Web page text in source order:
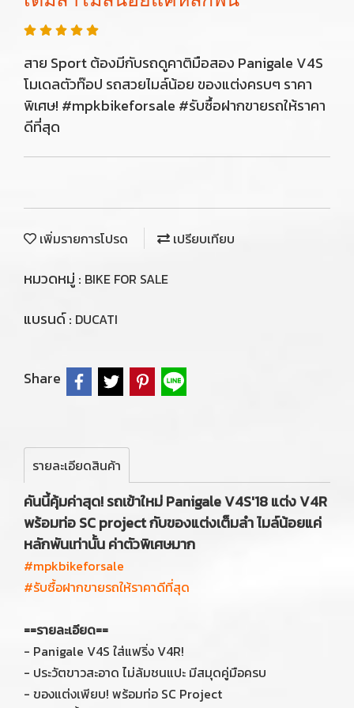
สาย Sport ต้องมีกับรถดูคาติมือสอง Panigale V4S
โมเดลตัวท๊อป รถสวยไมล์น้อย ของแต่งครบๆ ราคา
พิเศษ! #mpkbikeforsale #รับซื้อฝากขายรถให้ราคา
ดีที่สุด
เพิ่มรายการโปรด เปรียบเทียบ
หมวดหมู่ : BIKE FOR SALE
แบรนด์ : DUCATI
Share
รายละเอียดสินค้า
คันนี้คุ้มค่าสุด! รถเข้าใหม่ Panigale V4S'18 แต่ง V4R
พร้อมท่อ SC project กับของแต่งเต็มลำ ไมล์น้อยแค่
หลักพันเท่านั้น ค่าตัวพิเศษมาก
#mpkbikeforsale
#รับซื้อฝากขายรถให้ราคาดีที่สุด
==รายละเอียด==
- Panigale V4S ใส่แฟริ่ง V4R!
- ประวัตขาวสะอาด ไม่ล้มชนแปะ มีสมุดคู่มือครบ
- ของแต่งเพียบ! พร้อมท่อ SC Project